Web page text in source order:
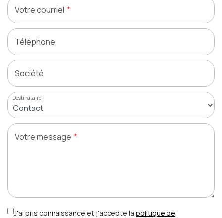
Votre courriel
Téléphone
Société
Destinataire
Votre message
J'ai pris connaissance et j'accepte la politique de